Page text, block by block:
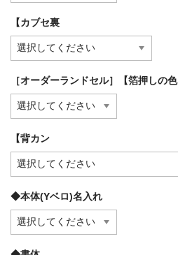
【カブセ裏
［オーダーランドセル］【箔押しの色
【背カン
◆本体(Yベロ)名入れ